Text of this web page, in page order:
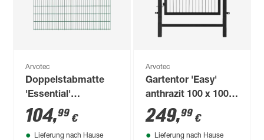
Arvotec
Doppelstabmatte
'Essential'
moosgrün 200 x 163
cm, UV- und
witterungsbeständig
104,99 €
Lieferung nach Hause
Arvotec
Gartentor 'Easy'
anthrazit 100 x 100
cm, mit
Pfostenrahmen
249,99 €
Lieferung nach Hause